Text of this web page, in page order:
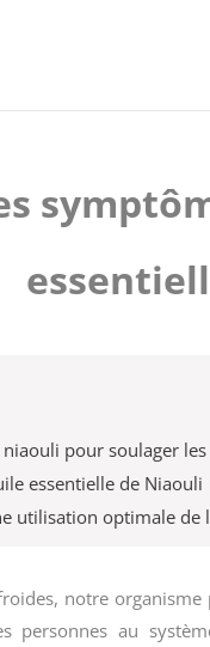
pour soulager
essentielle de Niaouli
utilisation optimale de
notre
personnes au